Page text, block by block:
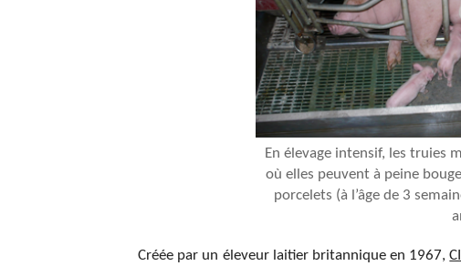
En élevage intensif, les truies
où elles peuvent à peine
porcelets (à l’âge de 3
Créée par un éleveur laitier britannique en 1967,